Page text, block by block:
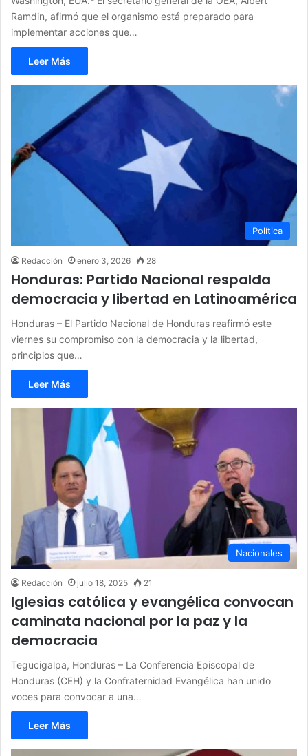
Ramdin, afirmó que el organismo está preparado para
implementar acciones que…
Leer Más
Política
Redacción enero 3, 2026 28
Honduras: Partido Nacional respalda
democracia y libertad en Latinoamérica
Honduras – El Partido Nacional de Honduras reafirmó este
viernes su compromiso con la democracia y la libertad,
principios que…
Leer Más
Nacionales
Redacción julio 18, 2025 21
Iglesias católica y evangélica convocan
caminata nacional por la paz y la
democracia
Tegucigalpa, Honduras – La Conferencia Episcopal de
Honduras (CEH) y la Confraternidad Evangélica han unido
voces para convocar a una…
Leer Más